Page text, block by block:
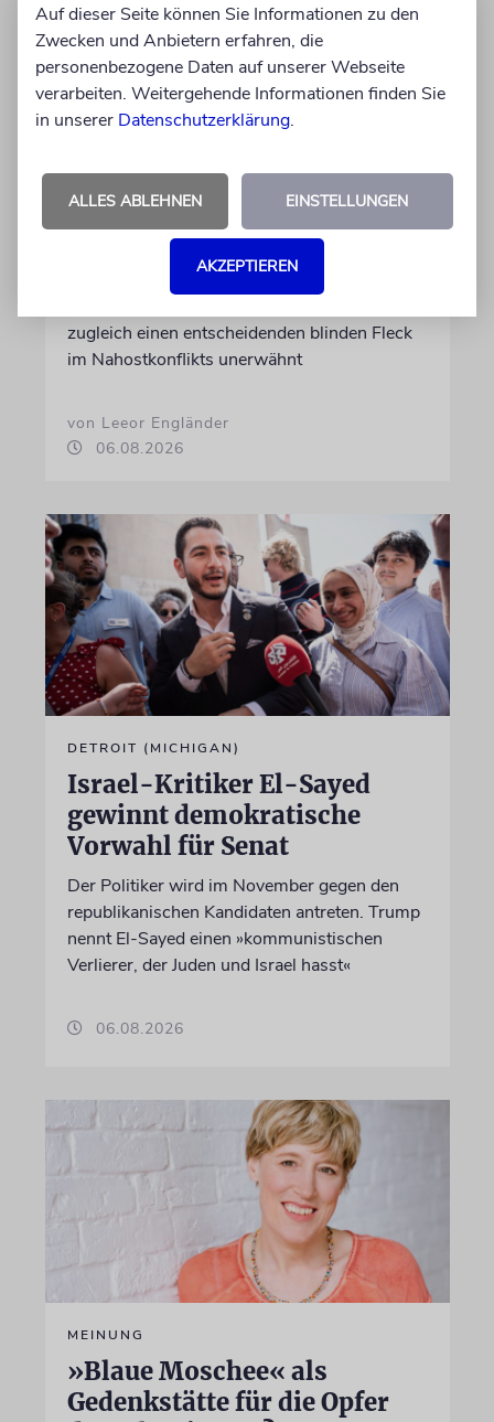
MEDIEN
palästinensische
Opposition?
Zwei taz-Essays erzählen eindringlich von
palästinensischer und muslimischer
zugleich einen entscheidenden blinden Fleck
im Nahostkonflikts unerwähnt
von Leeor Engländer
06.08.2026
DETROIT (MICHIGAN)
Israel-Kritiker El-Sayed
gewinnt demokratische
Vorwahl für Senat
Der Politiker wird im November gegen den
republikanischen Kandidaten antreten. Trump
nennt El-Sayed einen »kommunistischen
Verlierer, der Juden und Israel hasst«
06.08.2026
MEINUNG
»Blaue Moschee« als
Gedenkstätte für die Opfer
Auf dieser Seite können Sie Informationen zu den
Zwecken und Anbietern erfahren, die
personenbezogene Daten auf unserer Webseite
verarbeiten. Weitergehende Informationen finden Sie
in unserer Datenschutzerklärung.
ALLES ABLEHNEN EINSTELLUNGEN
AKZEPTIEREN